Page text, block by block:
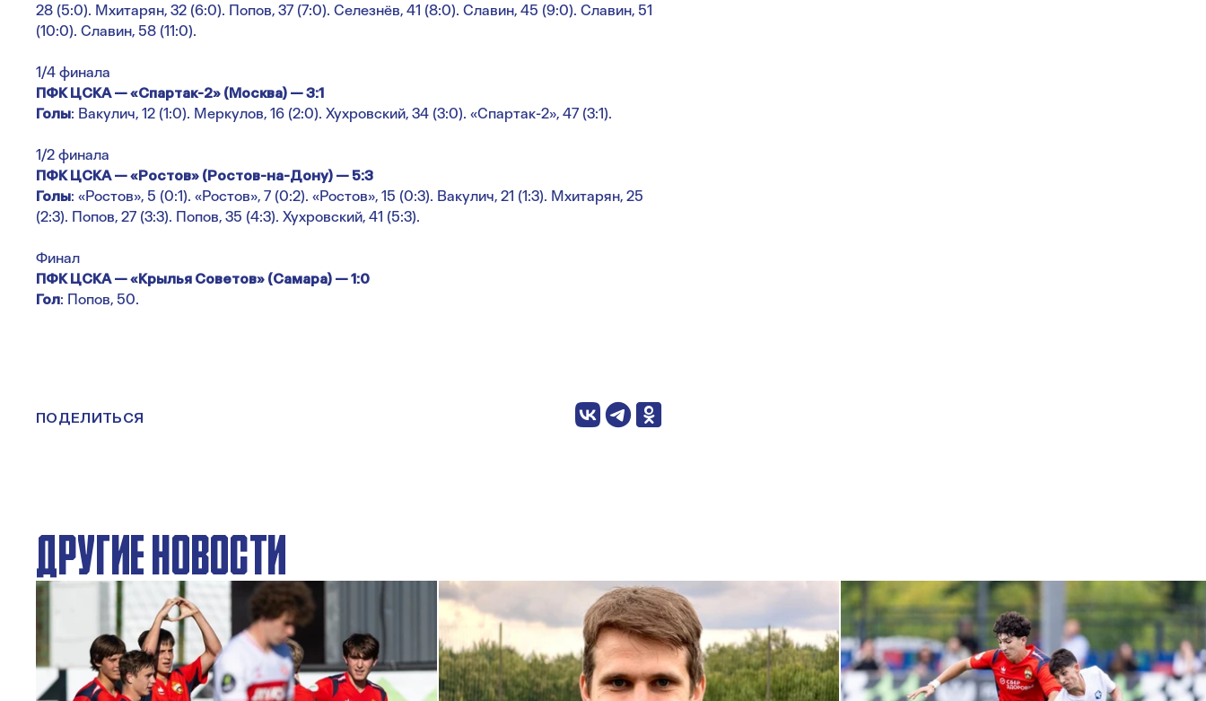
28 (5:0). Мхитарян, 32 (6:0). Попов, 37 (7:0). Селезнёв, 41 (8:0). Славин, 45 (9:0). Славин, 51
(10:0). Славин, 58 (11:0).
1/4 финала
ПФК ЦСКА — «Спартак-2» (Москва) — 3:1
Голы: Вакулич, 12 (1:0). Меркулов, 16 (2:0). Хухровский, 34 (3:0). «Спартак-2», 47 (3:1).
1/2 финала
ПФК ЦСКА — «Ростов» (Ростов-на-Дону) — 5:3
Голы: «Ростов», 5 (0:1). «Ростов», 7 (0:2). «Ростов», 15 (0:3). Вакулич, 21 (1:3). Мхитарян, 25
(2:3). Попов, 27 (3:3). Попов, 35 (4:3). Хухровский, 41 (5:3).
Финал
ПФК ЦСКА — «Крылья Советов» (Самара) — 1:0
Гол: Попов, 50.
ПОДЕЛИТЬСЯ
ДРУГИЕ НОВОСТИ